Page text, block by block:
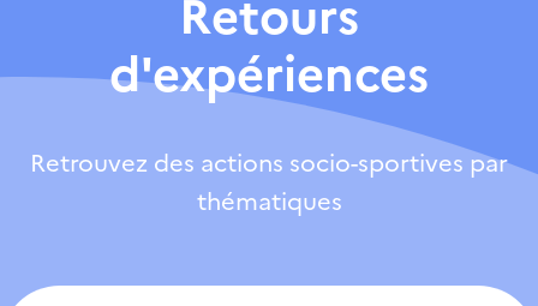
Retours
d'expériences
Retrouvez des actions socio-sportives par
thématiques